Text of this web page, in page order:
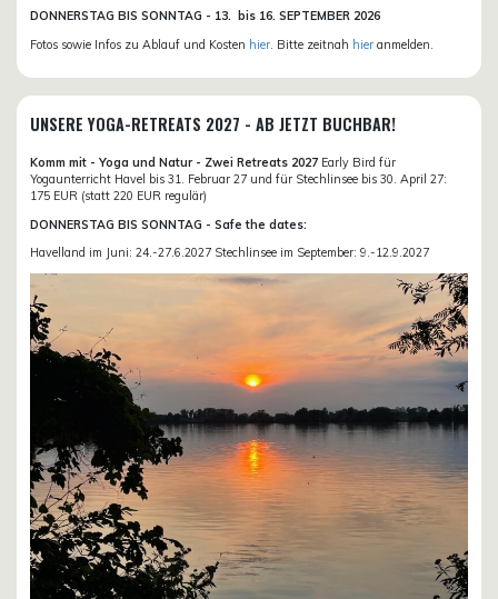
DONNERSTAG BIS SONNTAG - 13. bis 16. SEPTEMBER 2026
Fotos sowie Infos zu Ablauf und Kosten hier . Bitte zeitnah hier anmelden.
UNSERE YOGA-RETREATS 2027 - AB JETZT BUCHBAR!
Komm mit - Yoga und Natur - Zwei Retreats 2027 Early Bird für
Yogaunterricht Havel bis 31. Februar 27 und für Stechlinsee bis 30. April 27:
175 EUR (statt 220 EUR regulär)
DONNERSTAG BIS SONNTAG - Safe the dates:
Havelland im Juni: 24.-27.6.2027 Stechlinsee im September: 9.-12.9.2027